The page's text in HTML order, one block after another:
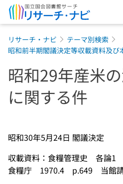
リサーチ・ナビ
テーマ別検索
昭和前半期閣議決定等収載資料及び
昭和29年産米
に関する件
昭和30年5月24日 閣議決定
収載資料：食糧管理史 各論1
食糧庁 1970.4 p.649 当館請